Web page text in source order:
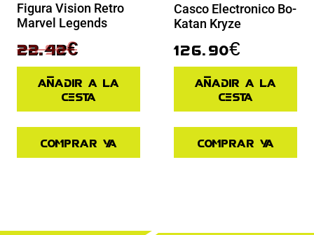
Figura Vision Retro
Marvel Legends
29.90€
22.42€
Añadir a la
cesta
Comprar ya
Casco Electronico Bo-
Katan Kryze
126.90€
Añadir a la
cesta
Comprar ya